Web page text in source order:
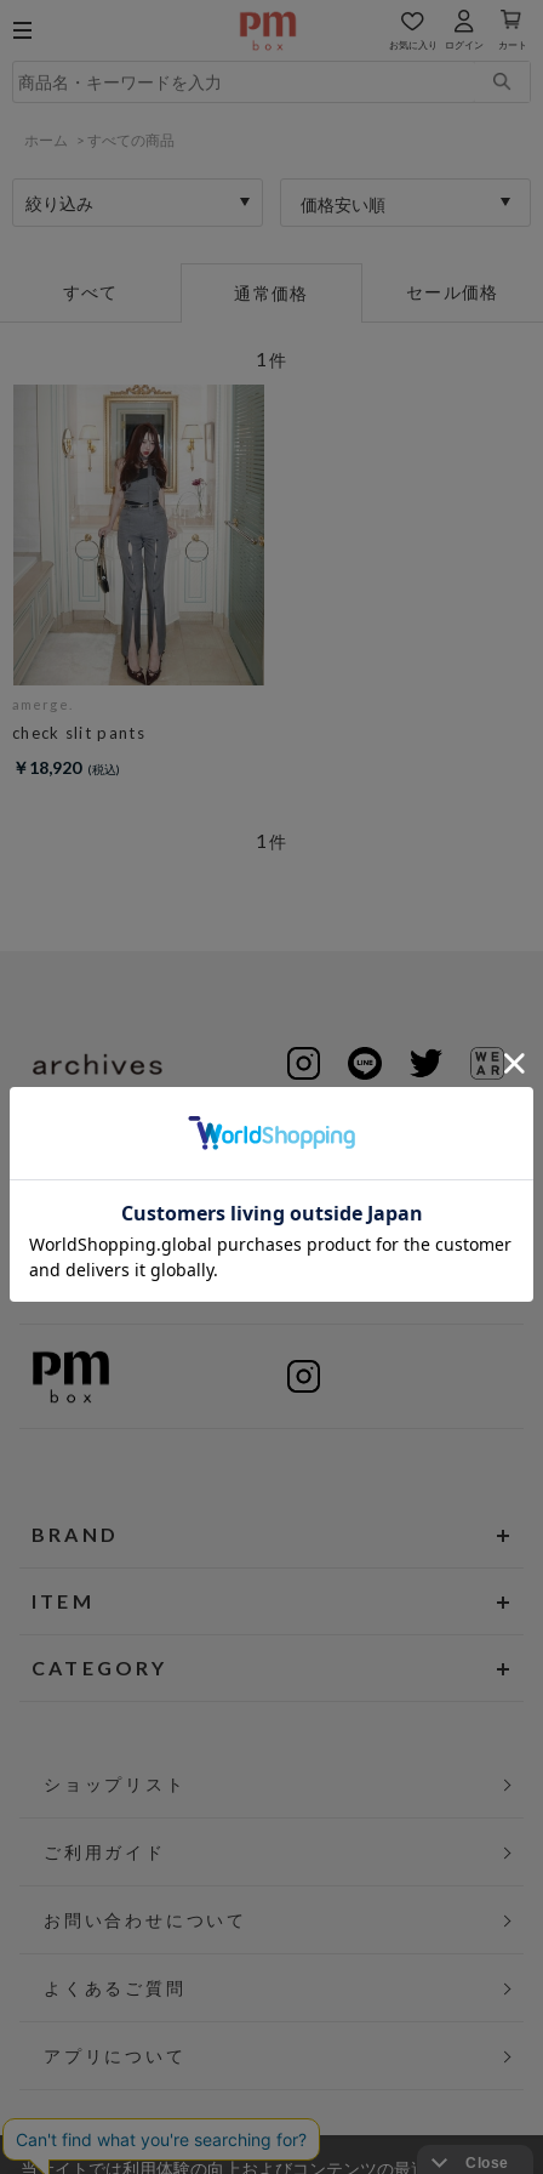
お気に入り ログイン カート
ホーム > すべての商品
絞り込み 価格安い順
すべて 通常価格 セール価格
1 件
amerge.
check slit pants
￥18,920
1 件
BRAND
ITEM
CATEGORY
ショップリスト
ご利用ガイド
お問い合わせについて
よくあるご質問
アプリについて
当サイトでは利用体験の向上およびコンテンツの最適な提供、ト